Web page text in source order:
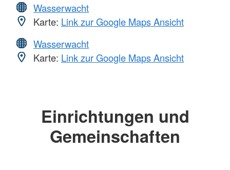
Wasserwacht
Karte: Link zur Google Maps Ansicht
Wasserwacht
Karte: Link zur Google Maps Ansicht
Einrichtungen und
Gemeinschaften